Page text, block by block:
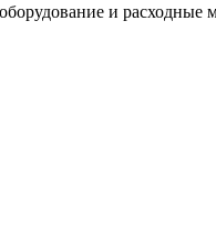
и расходные